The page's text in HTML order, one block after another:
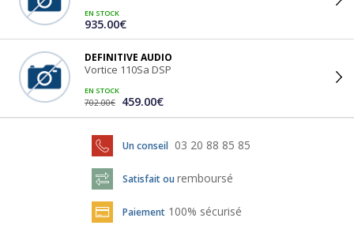
EN STOCK
935.00€
DEFINITIVE AUDIO
Vortice 110Sa DSP
EN STOCK
702.00€ 459.00€
Un conseil 03 20 88 85 85
Satisfait ou remboursé
Paiement 100% sécurisé